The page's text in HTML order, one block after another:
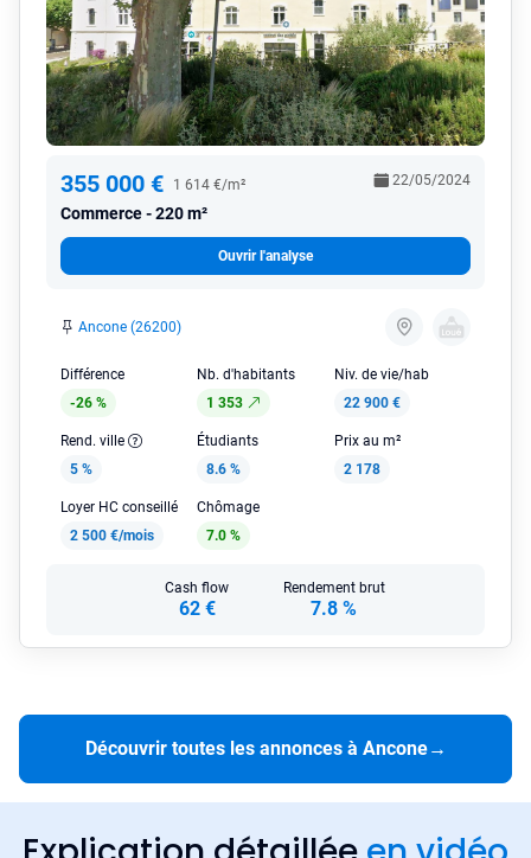
355 000 € 1 614 €/m²
Commerce 220 m²
22/05/2024
Ouvrir l'analyse
Ancone (26200)
Différence
-26 %
Nb. d'habitants
1 353
Niv. de vie/hab
22 900 €
Rend. ville
5 %
Étudiants
8.6 %
Prix au m²
2 178
Loyer HC conseillé
2 500 €/mois
Chômage
7.0 %
Cash flow
62 €
Rendement brut
7.8 %
Découvrir toutes les annonces à Ancone→